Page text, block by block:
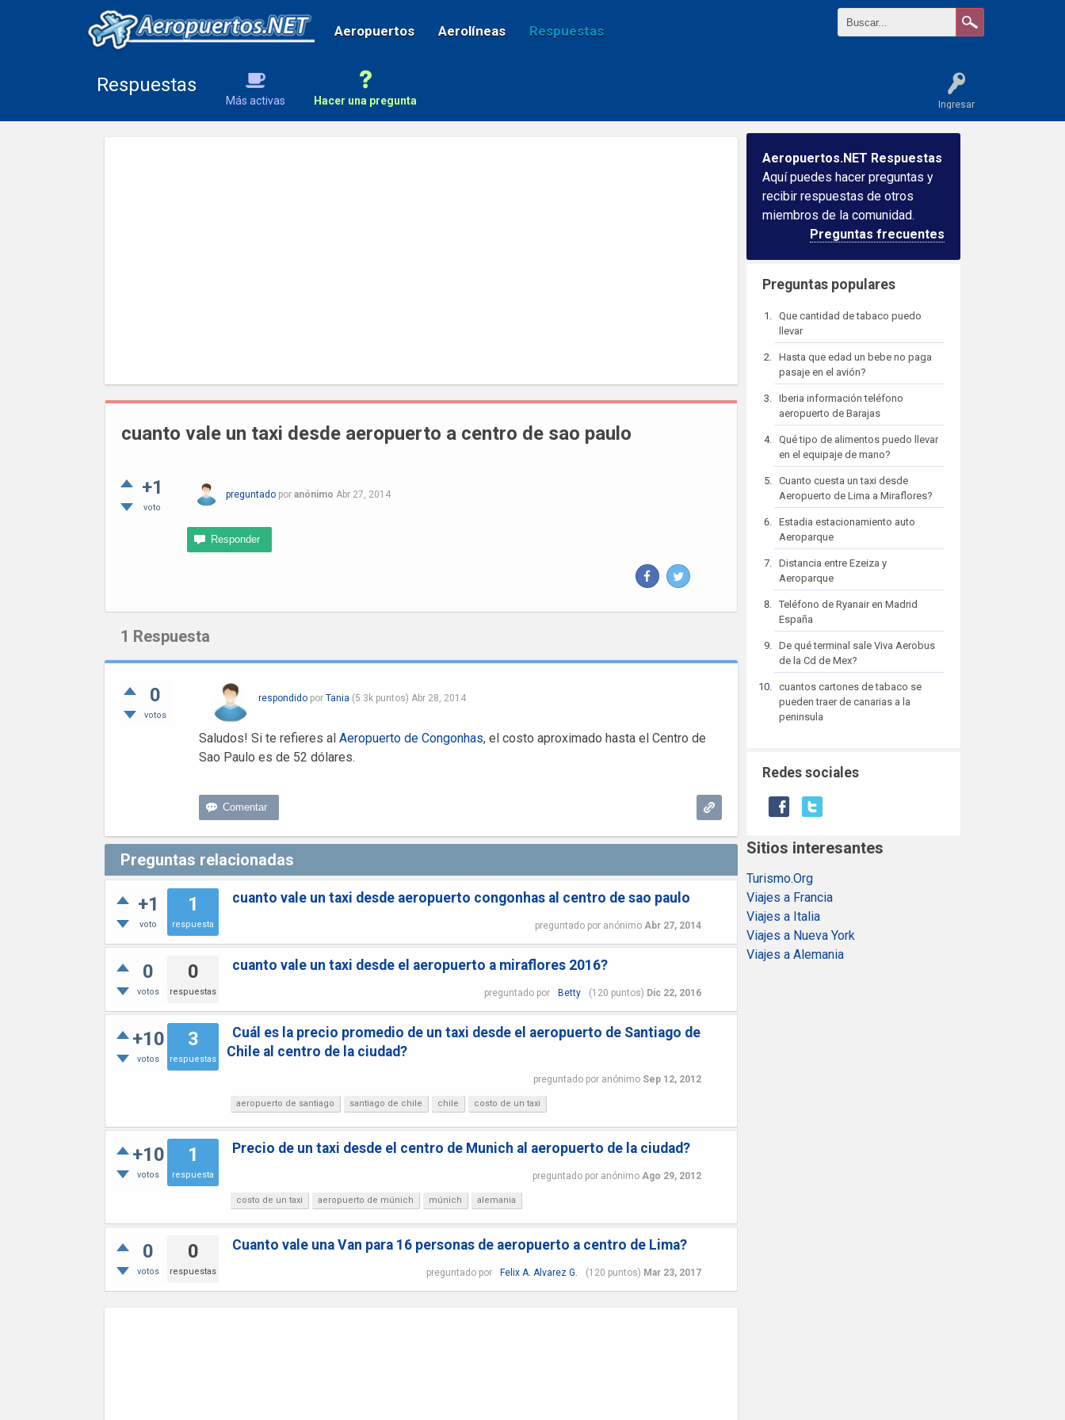
Aeropuertos Aerolíneas Respuestas
Ingresar
Respuestas
Más activas Hacer una pregunta
cuanto vale un taxi desde aeropuerto a centro de sao paulo
+1
voto
preguntado por anónimo Abr 27, 2014
1 Respuesta
0
votos
respondido por Tania (5.3kpuntos) Abr 28, 2014
Saludos! Si te refieres al Aeropuerto de Congonhas, el costo aproximado hasta el Centro de
Sao Paulo es de 52 dólares.
Preguntas relacionadas
+1
voto
1
respuesta
cuanto vale un taxi desde aeropuerto congonhas al centro de sao paulo
preguntado por anónimo Abr 27, 2014
0
votos
0
respuestas
cuanto vale un taxi desde el aeropuerto a miraflores 2016?
preguntado por Betty (120 puntos) Dic 22, 2016
+10
votos
3
respuestas
Cuál es la precio promedio de un taxi desde el aeropuerto de Santiago de
Chile al centro de la ciudad?
preguntado por anónimo Sep 12, 2012
aeropuerto de santiago santiago de chile chile costo de un taxi
+10
votos
1
respuesta
Precio de un taxi desde el centro de Munich al aeropuerto de la ciudad?
preguntado por anónimo Ago 29, 2012
costo de un taxi aeropuerto de múnich múnich alemania
0
votos
0
respuestas
Cuanto vale una Van para 16 personas de aeropuerto a centro de Lima?
preguntado por Felix A. Alvarez G. (120 puntos) Mar 23, 2017
Aeropuertos.NET Respuestas
Aquí puedes hacer preguntas y
recibir respuestas de otros
miembros de la comunidad.
Preguntas frecuentes
Preguntas populares
Que cantidad de tabaco puedo
llevar
Hasta que edad un bebe no paga
pasaje en el avión?
Iberia información teléfono
aeropuerto de Barajas
Qué tipo de alimentos puedo llevar
en el equipaje de mano?
Cuanto cuesta un taxi desde
Aeropuerto de Lima a Miraflores?
Estadia estacionamiento auto
Aeroparque
Distancia entre Ezeiza y
Aeroparque
Teléfono de Ryanair en Madrid
España
De qué terminal sale Viva Aerobus
de la Cd de Mex?
cuantos cartones de tabaco se
pueden traer de canarias a la
peninsula
Redes sociales
Sitios interesantes
Turismo.Org
Viajes a Francia
Viajes a Italia
Viajes a Nueva York
Viajes a Alemania